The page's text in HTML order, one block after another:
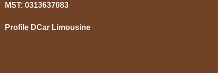
MST: 0313637083
Profile DCar Limousine